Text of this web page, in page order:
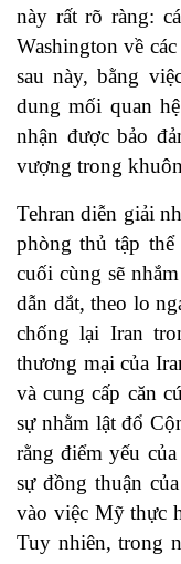
này rất rõ ràng:
Washington về
sau này, bằng
dung mối quan
nhận được bảo
vượng trong
Tehran diễn giải
phòng thủ tập
cuối cùng sẽ
dẫn dắt, theo lo
chống lại Iran
thương mại của
và cung cấp căn
sự nhằm lật đổ
rằng điểm yếu
sự đồng thuận
vào việc Mỹ thực
Tuy nhiên, trong